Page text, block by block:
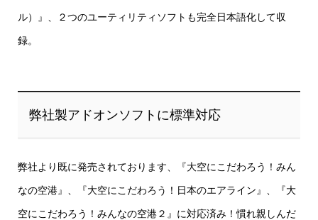
ル）』、２つのユーティリティソフトも完全日本語化して収
録。
弊社製アドオンソフトに標準対応
弊社より既に発売されております、『大空にこだわろう！みん
なの空港』、『大空にこだわろう！日本のエアライン』、『大
空にこだわろう！みんなの空港２』に対応済み！慣れ親しんだ